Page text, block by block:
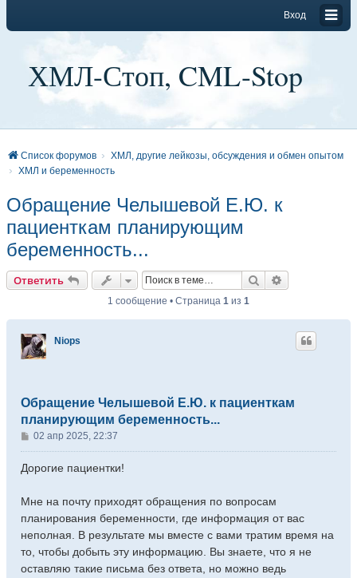
Вход
ХМЛ-Стоп, CML-Stop
Список форумов
ХМЛ, другие лейкозы, обсуждения и обмен опытом
ХМЛ и беременность
Обращение Челышевой Е.Ю. к
пациенткам планирующим
беременность...
Ответить Поиск
1 сообщение • Страница 1 из 1
Niops
Обращение Челышевой Е.Ю. к пациенткам
планирующим беременность...
С
о
о
е
н
и
е
02 апр 2025, 22:37
Дорогие пациентки!
Мне на почту приходят обращения по вопросам
планирования беременности, где информация от вас
неполная. В результате мы вместе с вами тратим время на
то, чтобы добыть эту информацию. Вы знаете, что я не
оставляю такие письма без ответа, но можно ведь